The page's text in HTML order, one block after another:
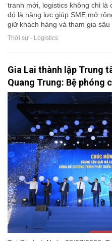
tranh mới, logistics không chỉ là
đó là năng lực giúp SME mở
giữ khách hàng và tham gia
Thời sự - Logistics
Gia Lai thành lập Trung
Quang Trung: Bệ phóng